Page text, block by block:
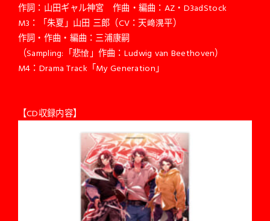
作詞：山田ギャル神宮 作曲・編曲：AZ・D3adStock
M3：「朱夏」山田 三郎（CV：天﨑滉平）
作詞・作曲・編曲：三浦康嗣
（Sampling:「悲愴」作曲：Ludwig van Beethoven）
M4：Drama Track「My Generation」
【CD収録内容】